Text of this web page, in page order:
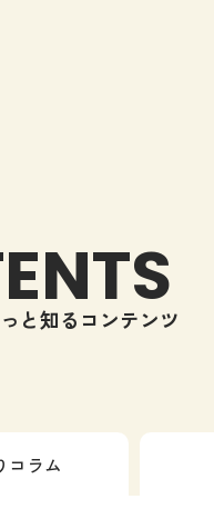
と知るコンテンツ
コラム